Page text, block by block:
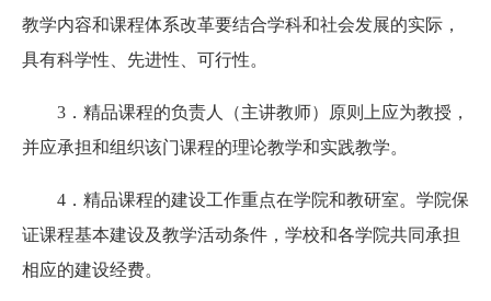
教学内容和课程体系改革要结合学科和社会发展的实际，
具有科学性、先进性、可行性。
3．精品课程的负责人（主讲教师）原则上应为教授，
并应承担和组织该门课程的理论教学和实践教学。
4．精品课程的建设工作重点在学院和教研室。学院保
证课程基本建设及教学活动条件，学校和各学院共同承担
相应的建设经费。